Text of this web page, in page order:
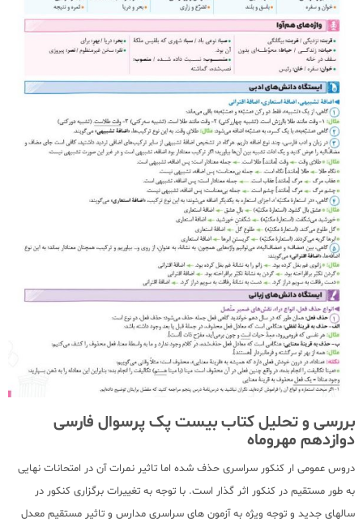
بررسی و تحلیل کتاب بیست پک پرسوال فارسی
دوازدهم مهروماه
دروس عمومی ار کنکور سراسری حذف شده اما تاثیر نمرات آن در امتحانات نهایی
به طور مستقیم در کنکور اثر گذار است. با توجه به تغییرات برگزاری کنکور در
سالهای جدید و توجه ویژه به آزمون های سراسری مدارس و تاثیر مستقیم معدل